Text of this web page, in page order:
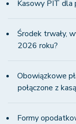
Kasowy PIT dla
Środek trwały,
2026 roku?
Obowiązkowe
połączone z kasą
Formy